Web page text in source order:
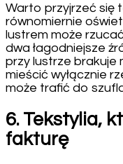
Warto przyjrzeć się
równomiernie
lustrem może
dwa łagodniejsze
przy lustrze brakuje
mieścić wyłącznie
może trafić do
6. Tekstylia,
fakturę